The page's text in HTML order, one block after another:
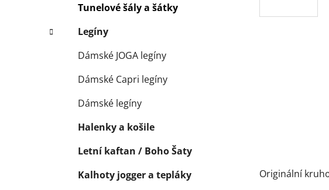
Tunelové šály a šátky
Legíny
Dámské JOGA legíny
Dámské Capri legíny
Dámské legíny
Halenky a košile
Letní kaftan / Boho Šaty
Kalhoty jogger a tepláky
Originální